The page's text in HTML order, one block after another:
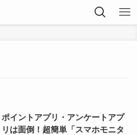
ポイントアプリ・アンケートアプ
リは面倒！超簡単「スマホモニタ